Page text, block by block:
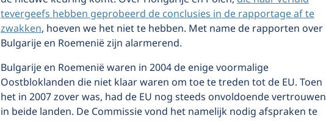
tevergeefs hebben geprobeerd de conclusies in de rapportage af te
zwakken, hoeven we het niet te hebben. Met name de rapporten over
Bulgarije en Roemenië zijn alarmerend.
Bulgarije en Roemenië waren in 2004 de enige voormalige
Oostbloklanden die niet klaar waren om toe te treden tot de EU. Toen
het in 2007 zover was, had de EU nog steeds onvoldoende vertrouwen
in beide landen. De Commissie vond het namelijk nodig afspraken te